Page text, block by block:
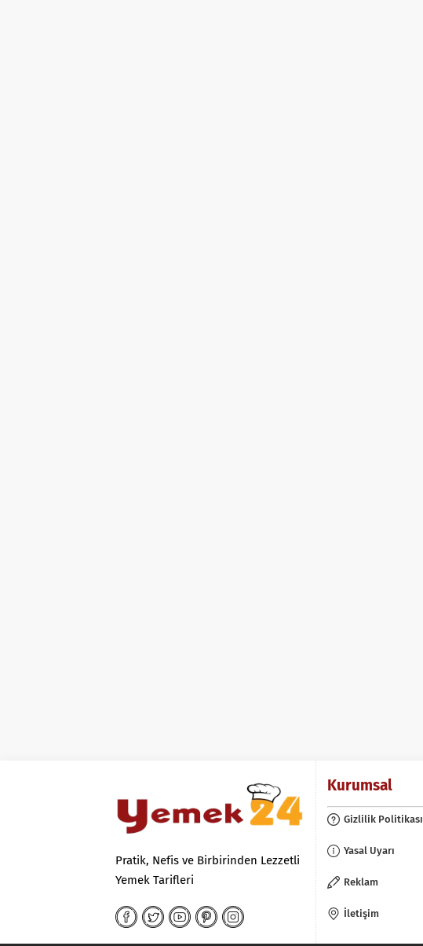
Pratik, Nefis ve Birbirinden Lezzetli
Yemek Tarifleri
Kurumsal
Gizlilik Politikası
Yasal Uyarı
Reklam
İletişim